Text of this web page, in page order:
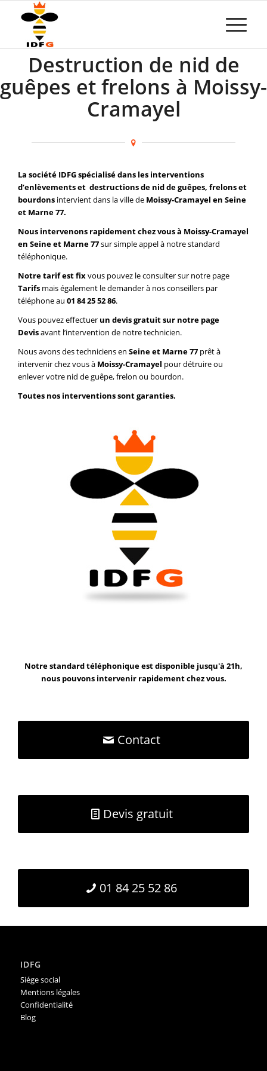
Destruction de nid de
guêpes et frelons à Moissy-
Cramayel
La société IDFG spécialisé dans les interventions
d’enlèvements et destructions de nid de guêpes, frelons et
bourdons intervient dans la ville de Moissy-Cramayel en Seine
et Marne 77.
Nous intervenons rapidement chez vous à Moissy-Cramayel
en Seine et Marne 77sur simple appel à notre standard
téléphonique.
Notre tarif est fixvous pouvez le consulter sur notre page
Tarifs mais également le demander à nos conseillers par
téléphone au 01 84 25 52 86.
Vous pouvez effectuer un devis gratuit sur notre page
Devisavant l’intervention de notre technicien.
Nous avons des techniciens en Seine et Marne 77 prêt à
intervenir chez vous à Moissy-Cramayel pour détruire ou
enlever votre nid de guêpe, frelon ou bourdon.
Toutes nos interventions sont garanties.
Notre standard téléphonique est disponible jusqu'à 21h,
nous pouvons intervenir rapidement chez vous.
Contact
Devis gratuit
01 84 25 52 86
IDFG
Siége social
Mentions légales
Confidentialité
Blog